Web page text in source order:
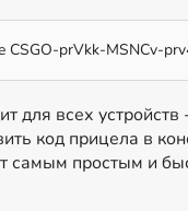
CSGO-prVkk-MSNCv-
для всех
код прицела в
самым простым и